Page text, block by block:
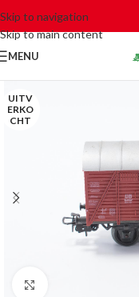
Skip to navigation
Skip to main content
MENU
UITV
ERKO
CHT